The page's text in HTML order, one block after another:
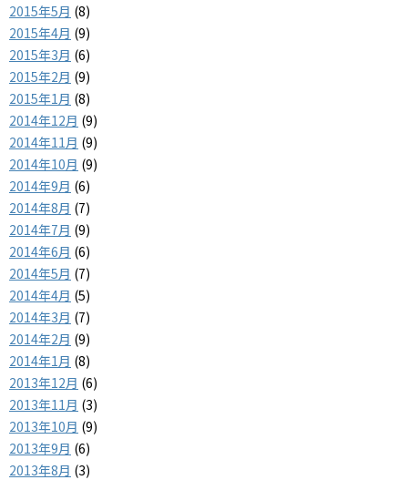
2015年5月 (8)
2015年4月 (9)
2015年3月 (6)
2015年2月 (9)
2015年1月 (8)
2014年12月 (9)
2014年11月 (9)
2014年10月 (9)
2014年9月 (6)
2014年8月 (7)
2014年7月 (9)
2014年6月 (6)
2014年5月 (7)
2014年4月 (5)
2014年3月 (7)
2014年2月 (9)
2014年1月 (8)
2013年12月 (6)
2013年11月 (3)
2013年10月 (9)
2013年9月 (6)
2013年8月 (3)